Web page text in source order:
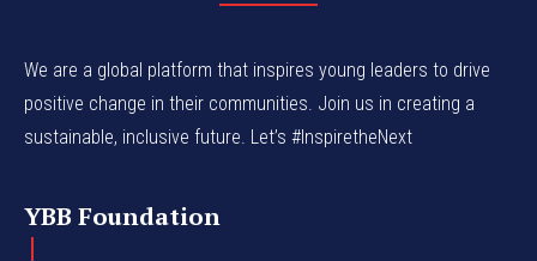
We are a global platform that inspires young leaders to drive
positive change in their communities. Join us in creating a
sustainable, inclusive future. Let’s #InspiretheNext
YBB Foundation